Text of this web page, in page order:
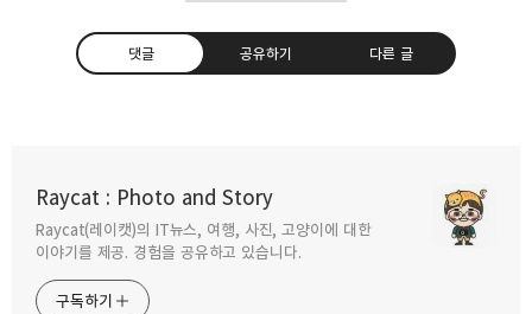
댓글 공유하기 다른 글
Raycat : Photo and Story
Raycat(레이캣)의 IT뉴스, 여행, 사진, 고양이에 대한
이야기를 제공. 경험을 공유하고 있습니다.
구독하기
구독하기 카카오톡